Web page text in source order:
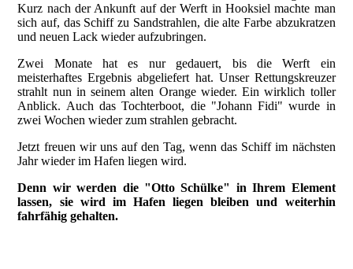
Kurz nach der Ankunft auf der Werft in Hooksiel machte man
sich auf, das Schiff zu Sandstrahlen, die alte Farbe abzukratzen
und neuen Lack wieder aufzubringen.
Zwei Monate hat es nur gedauert, bis die Werft ein
meisterhaftes Ergebnis abgeliefert hat. Unser Rettungskreuzer
strahlt nun in seinem alten Orange wieder. Ein wirklich toller
Anblick. Auch das Tochterboot, die "Johann Fidi" wurde in
zwei Wochen wieder zum strahlen gebracht.
Jetzt freuen wir uns auf den Tag, wenn das Schiff im nächsten
Jahr wieder im Hafen liegen wird.
Denn wir werden die "Otto Schülke" in Ihrem Element
lassen, sie wird im Hafen liegen bleiben und weiterhin
fahrfähig gehalten.